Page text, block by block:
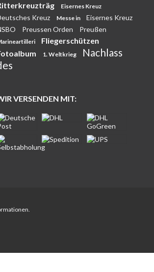
Eisernes Kreuz
Kreuz Messe in
Eisernes Kreuz
Preussen Orden Preußen
Fliegerschützen
1. Weltkrieg
Nachlass
VERSENDEN MIT: